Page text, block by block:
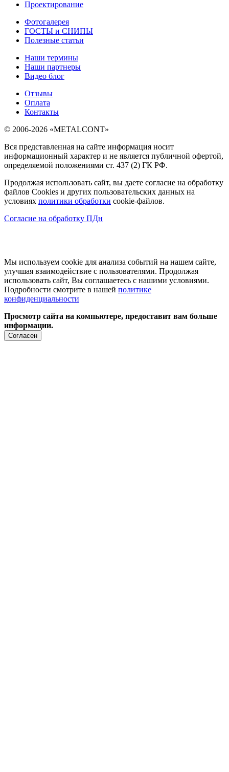
Проектирование
Фотогалерея
ГОСТЫ и СНИПЫ
Полезные статьи
Наши термины
Наши партнеры
Видео блог
Отзывы
Оплата
Контакты
© 2006-2026 «METALCONT»
Вся представленная на сайте информация носит
информационный характер и не является публичной офертой,
определяемой положениями ст. 437 (2) ГК РФ.
Продолжая использовать сайт, вы даете согласие на обработку
файлов Cookies и других пользовательских данных на
условиях политики обработки cookie-файлов.
Согласие на обработку ПДн
Мы используем cookie для анализа событий на нашем сайте,
улучшая взаимодействие с пользователями. Продолжая
использовать сайт, Вы соглашаетесь с нашими условиями.
Подробности смотрите в нашей политике
конфиденциальности
Просмотр сайта на компьютере, предоставит вам больше
информации.
Согласен